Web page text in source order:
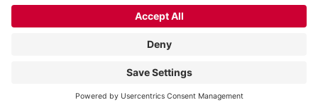
nettpresentasjon og annonsering. Hvis det ble bedt
om en samtykkeerklæring (f.eks. vedrørende lagring
av informasjonskapsler), skal behandlingen
utelukkende skje på grunnlag av art. 6(1)(a) GDPR;